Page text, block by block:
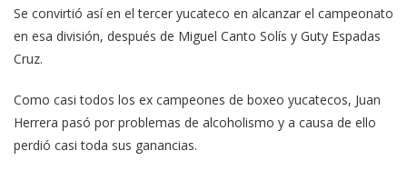
Se convirtió así en el tercer yucateco en alcanzar el campeonato
en esa división, después de Miguel Canto Solís y Guty Espadas
Cruz.
Como casi todos los ex campeones de boxeo yucatecos, Juan
Herrera pasó por problemas de alcoholismo y a causa de ello
perdió casi toda sus ganancias.